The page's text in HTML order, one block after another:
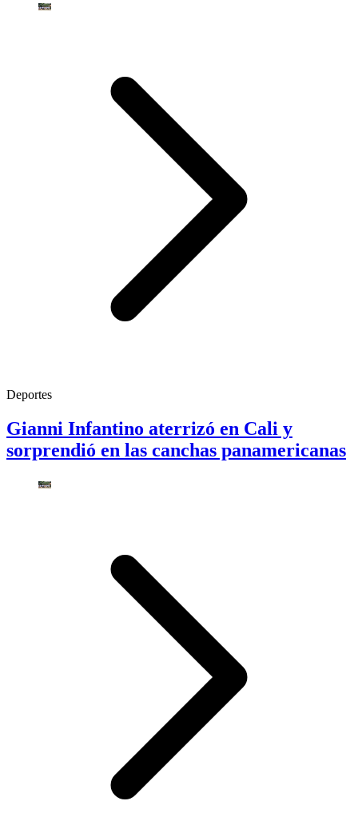
Deportes
Gianni Infantino aterrizó en Cali y
sorprendió en las canchas panamericanas